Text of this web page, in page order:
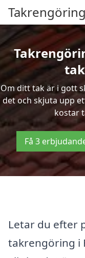
Om ditt tak är i gott
det och skjuta upp
kostar
Få 3
Letar du efter
takrengöring i